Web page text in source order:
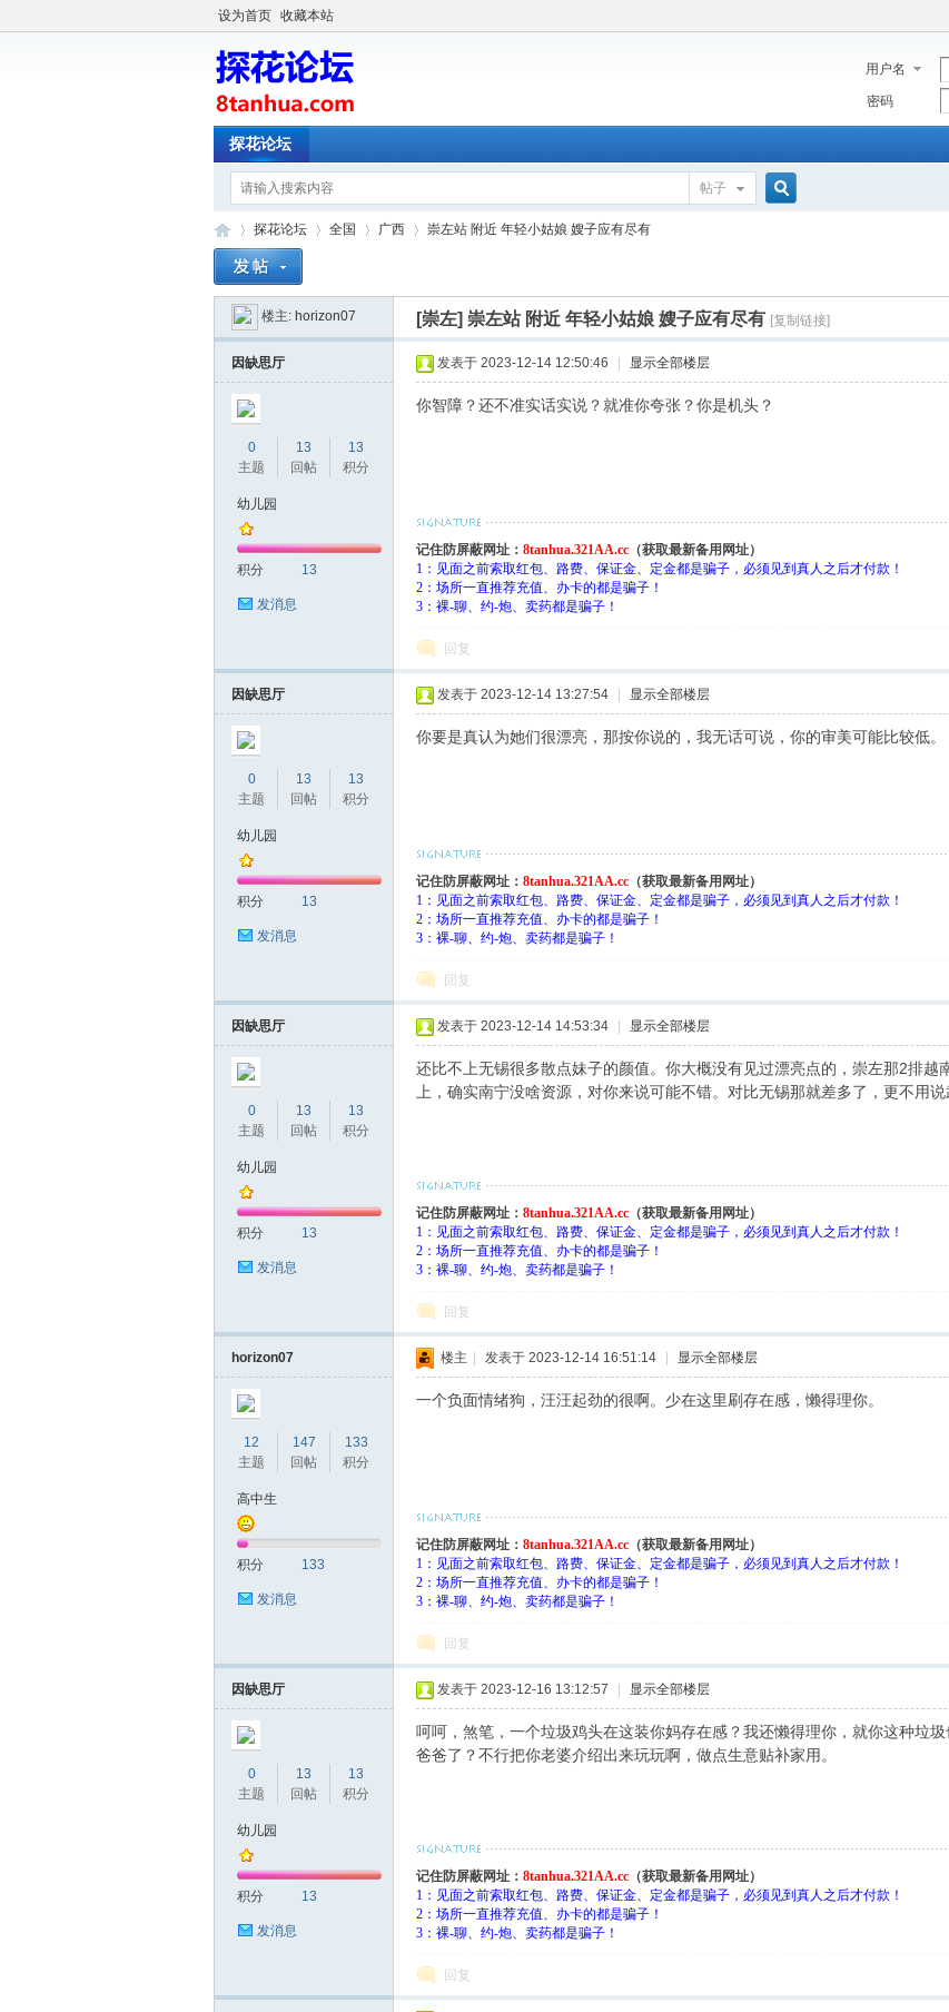
设为首页 收藏本站
用户名
密码
探花论坛
帖子
索
»
探花论坛
›
全国 广西 崇左站 附近 年轻小姑娘 嫂子应有尽有
楼主: horizon07 [崇左] 崇左站 附近 年轻小姑娘 嫂子应有尽有 [复制链接]
因缺思厅
0
主题
13
回帖
13
积分
幼儿园
积分 13
发消息
发表于 2023-12-14 12:50:46 显示全部楼层
你智障？还不准实话实说？就准你夸张？你是机头？
记住防屏蔽网址： 8tanhua.321AA.cc （获取最新备用网址）
1：见面之前索取红包、路费、保证金、定金都是骗子，必须见到真人之后才付款！
2：场所一直推荐充值、办卡的都是骗子！
3：裸-聊、约-炮、卖药都是骗子！
回复
因缺思厅
0
主题
13
回帖
13
积分
幼儿园
积分 13
发消息
发表于 2023-12-14 13:27:54 显示全部楼层
你要是真认为她们很漂亮，那按你说的，我无话可说，你的审美可能比较低。
记住防屏蔽网址： 8tanhua.321AA.cc （获取最新备用网址）
1：见面之前索取红包、路费、保证金、定金都是骗子，必须见到真人之后才付款！
2：场所一直推荐充值、办卡的都是骗子！
3：裸-聊、约-炮、卖药都是骗子！
回复
因缺思厅
0
主题
13
回帖
13
积分
幼儿园
积分 13
发消息
发表于 2023-12-14 14:53:34 显示全部楼层
还比不上无锡很多散点妹子的颜值。你大概没有见过漂亮点的，崇左那2排越
上，确实南宁没啥资源，对你来说可能不错。对比无锡那就差多了，更不用说
记住防屏蔽网址： 8tanhua.321AA.cc （获取最新备用网址）
1：见面之前索取红包、路费、保证金、定金都是骗子，必须见到真人之后才付款！
2：场所一直推荐充值、办卡的都是骗子！
3：裸-聊、约-炮、卖药都是骗子！
回复
horizon07
12
主题
147
回帖
133
积分
高中生
积分 133
发消息
楼主 发表于 2023-12-14 16:51:14 显示全部楼层
一个负面情绪狗，汪汪起劲的很啊。少在这里刷存在感，懒得理你。
记住防屏蔽网址： 8tanhua.321AA.cc （获取最新备用网址）
1：见面之前索取红包、路费、保证金、定金都是骗子，必须见到真人之后才付款！
2：场所一直推荐充值、办卡的都是骗子！
3：裸-聊、约-炮、卖药都是骗子！
回复
因缺思厅
0
主题
13
回帖
13
积分
幼儿园
积分 13
发消息
发表于 2023-12-16 13:12:57 显示全部楼层
呵呵，煞笔，一个垃圾鸡头在这装你妈存在感？我还懒得理你，就你这种垃
爸爸了？不行把你老婆介绍出来玩玩啊，做点生意贴补家用。
记住防屏蔽网址： 8tanhua.321AA.cc （获取最新备用网址）
1：见面之前索取红包、路费、保证金、定金都是骗子，必须见到真人之后才付款！
2：场所一直推荐充值、办卡的都是骗子！
3：裸-聊、约-炮、卖药都是骗子！
回复